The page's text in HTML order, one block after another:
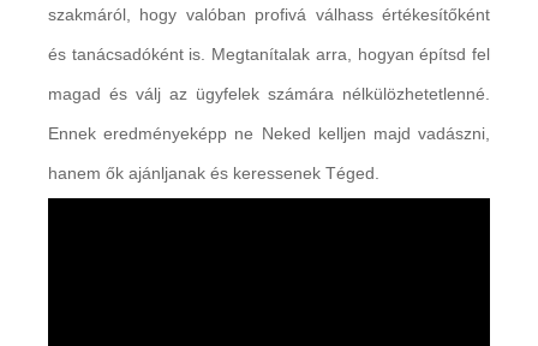
szakmáról, hogy valóban profivá válhass értékesítőként
és tanácsadóként is. Megtanítalak arra, hogyan építsd fel
magad és válj az ügyfelek számára nélkülözhetetlenné.
Ennek eredményeképp ne Neked kelljen majd vadászni,
hanem ők ajánljanak és keressenek Téged.